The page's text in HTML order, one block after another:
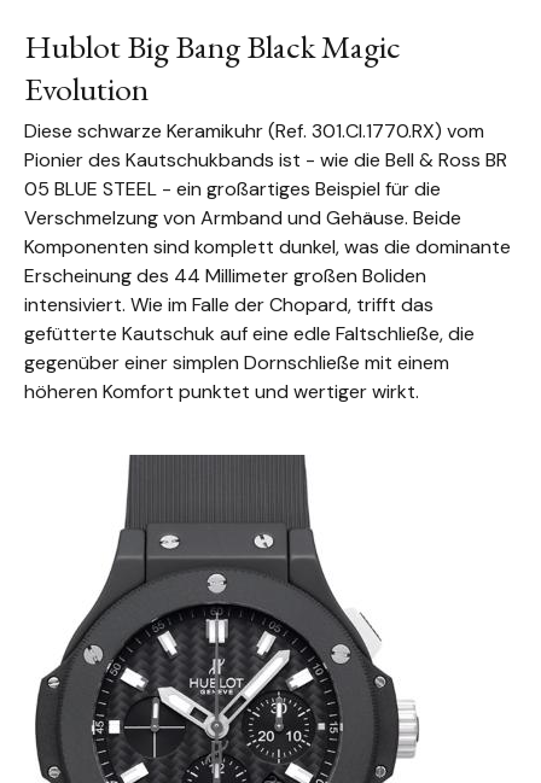
Hublot Big Bang Black Magic
Evolution
Diese schwarze Keramikuhr (Ref. 301.CI.1770.RX) vom
Pionier des Kautschukbands ist - wie die Bell & Ross BR
05 BLUE STEEL - ein großartiges Beispiel für die
Verschmelzung von Armband und Gehäuse. Beide
Komponenten sind komplett dunkel, was die dominante
Erscheinung des 44 Millimeter großen Boliden
intensiviert. Wie im Falle der Chopard, trifft das
gefütterte Kautschuk auf eine edle Faltschließe, die
gegenüber einer simplen Dornschließe mit einem
höheren Komfort punktet und wertiger wirkt.